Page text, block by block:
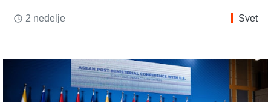
access_time 2 nedelje Svet